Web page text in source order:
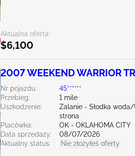
Aktualna oferta:
$6,100
2007 WEEKEND WARRIOR
Trailers Inc
Nr pojazdu:
45******
Przebieg:
1 mile
Uszkodzenie:
Zalanie - Słodka
strona
Placówka:
OK - OKLAHOMA CITY
Data sprzedaży:
08/07/2026
Aktualny status:
Nie złożyłeś oferty